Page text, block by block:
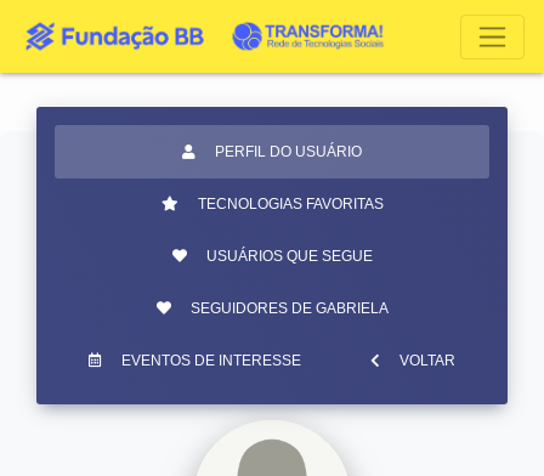
PERFIL DO USUÁRIO
TECNOLOGIAS FAVORITAS
USUÁRIOS QUE SEGUE
SEGUIDORES DE GABRIELA
EVENTOS DE INTERESSE VOLTAR